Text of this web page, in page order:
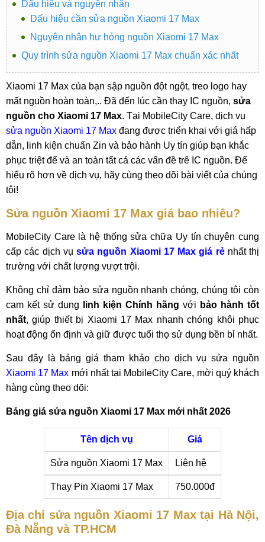
Dấu hiệu và nguyên nhân
Dấu hiệu cần sửa nguồn Xiaomi 17 Max
Nguyên nhân hư hỏng nguồn Xiaomi 17 Max
Quy trình sửa nguồn Xiaomi 17 Max chuẩn xác nhất
Xiaomi 17 Max của bạn sập nguồn đột ngột, treo logo hay
mất nguồn hoàn toàn,.. Đã đến lúc cần thay IC nguồn, sửa
nguồn cho Xiaomi 17 Max. Tại MobileCity Care, dịch vụ
sửa nguồn Xiaomi 17 Max đang được triển khai với giá hấp
dẫn, linh kiện chuẩn Zin và bảo hành Uy tín giúp bạn khắc
phục triệt để và an toàn tất cả các vấn đề trê IC nguồn. Để
hiểu rõ hơn về dịch vụ, hãy cùng theo dõi bài viết của chúng
tôi!
Sửa nguồn Xiaomi 17 Max giá bao nhiêu?
MobileCity Care là hệ thống sửa chữa Uy tín chuyên cung
cấp các dịch vụ sửa nguồn Xiaomi 17 Max giá rẻnhất thị
trường với chất lượng vượt trội.
Không chỉ đảm bảo sửa nguồn nhanh chóng, chúng tôi còn
cam kết sử dụng
linh kiện Chính hãng với bảo hành tốt
nhất, giúp thiết bị Xiaomi 17 Max nhanh chóng khôi phục
hoạt động ổn định và giữ được tuổi thọ sử dụng bền bỉ nhất.
Sau đây là bảng giá tham khảo cho dịch vụ sửa nguồn
Xiaomi 17 Max mới nhất tại MobileCity Care, mời quý khách
hàng cùng theo dõi:
Bảng giá sửa nguồn Xiaomi 17 Max mới nhất 2026
Tên dịch vụ Giá
Sửa nguồn Xiaomi 17 Max Liên hệ
Thay Pin Xiaomi 17 Max 750.000đ
Địa chỉ sửa nguồn Xiaomi 17 Max tại Hà Nội,
Đà Nẵng và TP.HCM